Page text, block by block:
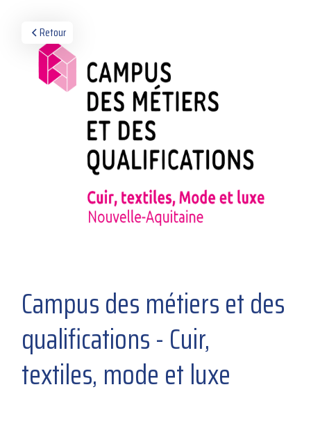
Retour
Campus des métiers et des
qualifications - Cuir,
textiles, mode et luxe